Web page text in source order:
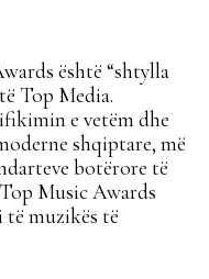
është “shtylla
Top Media.
e vetëm dhe
shqiptare, më
botërore të
Music Awards
muzikës të